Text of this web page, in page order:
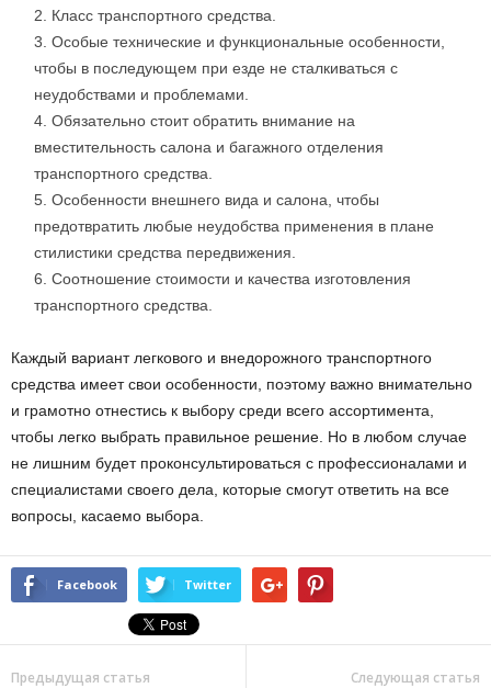
Класс транспортного средства.
Особые технические и функциональные особенности,
чтобы в последующем при езде не сталкиваться с
неудобствами и проблемами.
Обязательно стоит обратить внимание на
вместительность салона и багажного отделения
транспортного средства.
Особенности внешнего вида и салона, чтобы
предотвратить любые неудобства применения в плане
стилистики средства передвижения.
Соотношение стоимости и качества изготовления
транспортного средства.
Каждый вариант легкового и внедорожного транспортного
средства имеет свои особенности, поэтому важно внимательно
и грамотно отнестись к выбору среди всего ассортимента,
чтобы легко выбрать правильное решение. Но в любом случае
не лишним будет проконсультироваться с профессионалами и
специалистами своего дела, которые смогут ответить на все
вопросы, касаемо выбора.
Facebook Twitter
Предыдущая статья Следующая статья